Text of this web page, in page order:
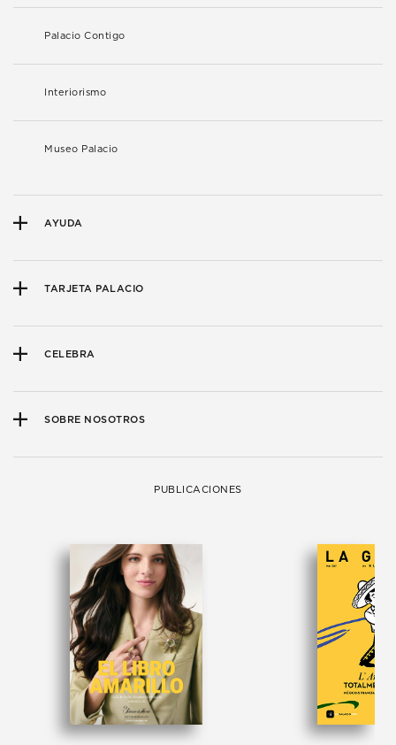
Palacio Contigo
Interiorismo
Museo Palacio
AYUDA
TARJETA PALACIO
CELEBRA
SOBRE NOSOTROS
PUBLICACIONES